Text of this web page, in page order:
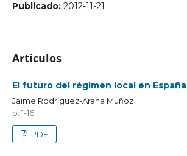
Publicado: 2012-11-21
Artículos
El futuro del régimen local en España
Jaime Rodríguez-Arana Muñoz
p. 1-16
PDF